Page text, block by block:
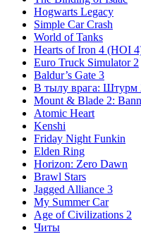
Hogwarts Legacy
Simple Car Crash
World of Tanks
Hearts of Iron 4 (HOI
Euro Truck Simulator 2
Baldur’s Gate 3
В тылу врага: Штурм
Mount & Blade 2:
Atomic Heart
Kenshi
Friday Night Funkin
Elden Ring
Horizon: Zero Dawn
Brawl Stars
Jagged Alliance 3
My Summer Car
Age of Civilizations 2
Читы